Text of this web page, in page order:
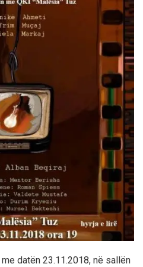
me datën 23.11.2018, në sallën